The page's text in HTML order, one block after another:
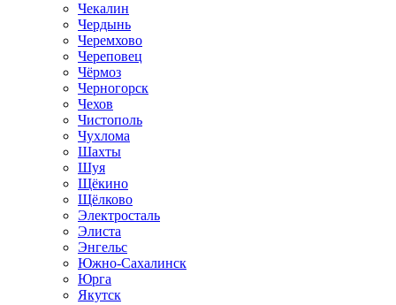
Чекалин
Чердынь
Черемхово
Череповец
Чёрмоз
Черногорск
Чехов
Чистополь
Чухлома
Шахты
Шуя
Щёкино
Щёлково
Электросталь
Элиста
Энгельс
Южно-Сахалинск
Юрга
Якутск